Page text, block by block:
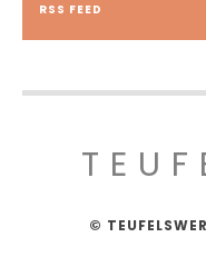
RSS FEED
©